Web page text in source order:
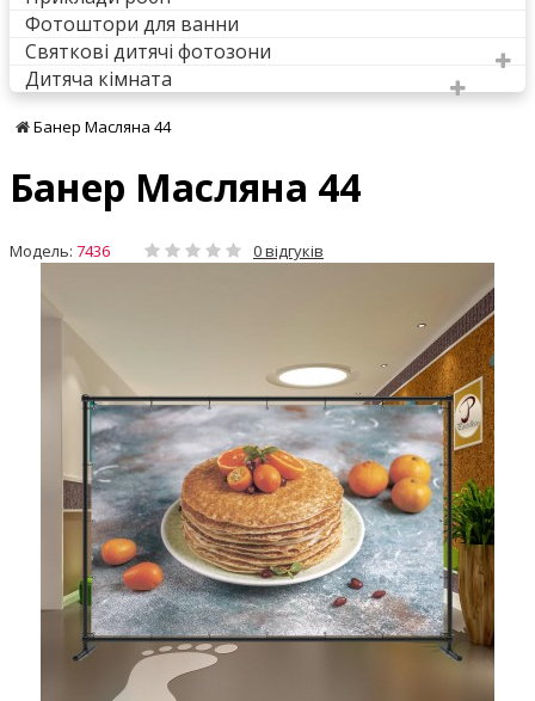
Фотоштори для ванни
Святкові дитячі фотозони
Дитяча кімната
Банер Масляна 44
Банер Масляна 44
Модель: 7436 0 відгуків